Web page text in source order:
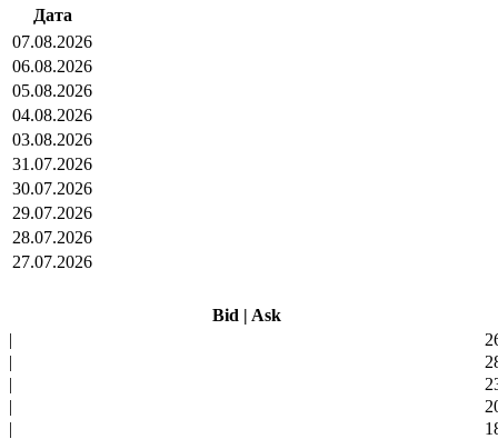
Дата
07.08.2026
06.08.2026
05.08.2026
04.08.2026
03.08.2026
31.07.2026
30.07.2026
29.07.2026
28.07.2026
27.07.2026
Bid | Ask
|
|
|
|
|